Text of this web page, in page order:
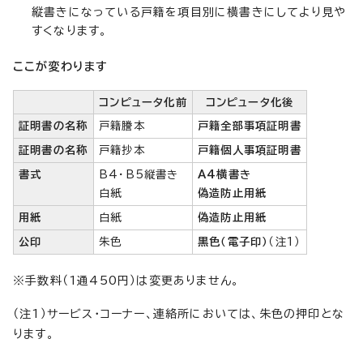
縦書きになっている戸籍を項目別に横書きにしてより見や
すくなります。
ここが変わります
コンピュータ化前 コンピュータ化後
証明書の名称 戸籍謄本 戸籍全部事項証明書
証明書の名称 戸籍抄本 戸籍個人事項証明書
書式
B4・B5縦書き
白紙
A4横書き
偽造防止用紙
用紙 白紙 偽造防止用紙
公印 朱色 黒色（電子印） （注1）
※手数料（1通450円）は変更ありません。
（注1）サービス・コーナー、連絡所においては、朱色の押印とな
ります。